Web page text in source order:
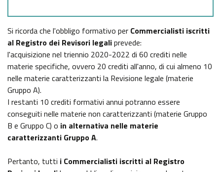
Si ricorda che l'obbligo formativo per Commercialisti iscritti
al Registro dei Revisori legaliprevede:
l'acquisizione nel triennio 2020-2022 di 60 crediti nelle
materie specifiche, ovvero 20 crediti all'anno, di cui almeno 10
nelle materie caratterizzanti la Revisione legale (materie
Gruppo A).
I restanti 10 crediti formativi annui potranno essere
conseguiti nelle materie non caratterizzanti (materie Gruppo
B e Gruppo C) o in alternativa nelle materie
caratterizzanti Gruppo A.
Pertanto, tutti i Commercialisti iscritti al Registro